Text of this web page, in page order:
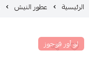
الرئيسية عطور النيش
لو أور فوجوز